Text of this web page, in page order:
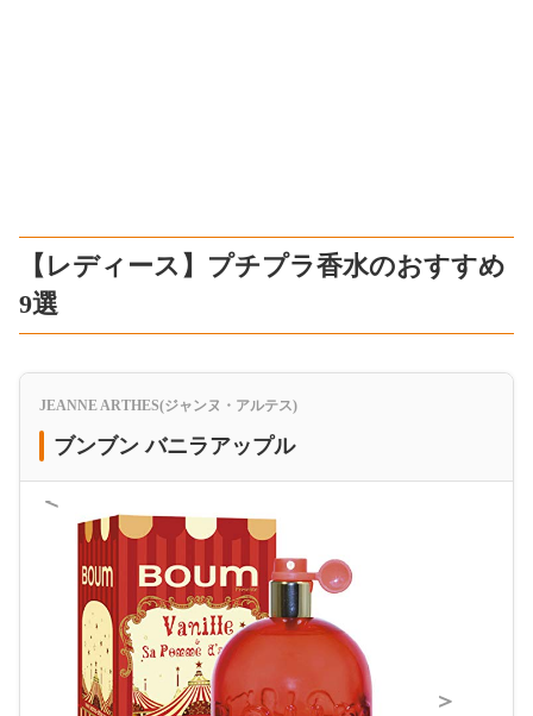
【レディース】プチプラ香水のおすすめ
9選
JEANNE ARTHES(ジャンヌ・アルテス)
ブンブン バニラアップル
＜
＞